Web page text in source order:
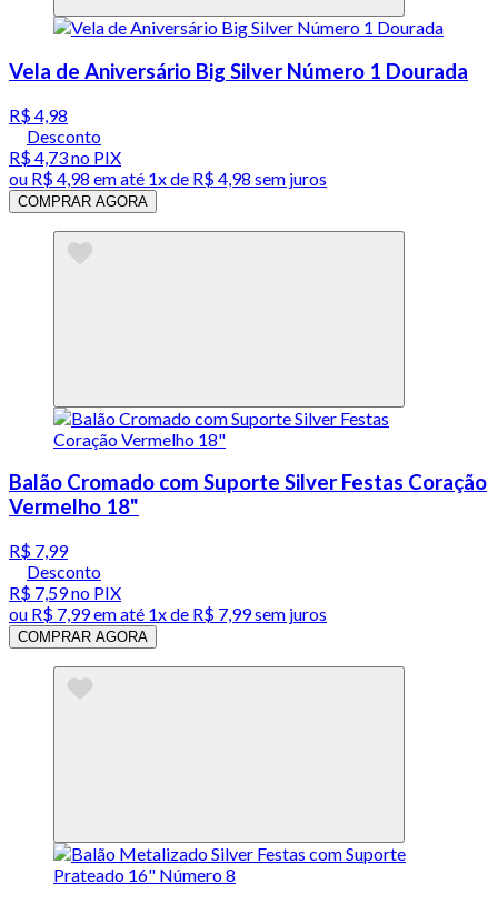
Vela de Aniversário Big Silver Número 1 Dourada
R$ 4,98
Desconto
R$ 4,73no PIX
ou R$ 4,98 em até 1x de R$ 4,98 sem juros
COMPRAR AGORA
Balão Cromado com Suporte Silver Festas Coração
Vermelho 18"
R$ 7,99
Desconto
R$ 7,59no PIX
ou R$ 7,99em até 1x de R$ 7,99sem juros
COMPRAR AGORA